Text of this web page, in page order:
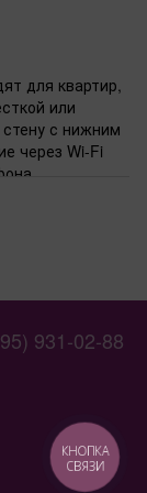
для квартир,
или
с нижним
через Wi-Fi
Для
ТЭН
не оседает на
раза по
при жесткой
в
931-02-88
КНОПКА
СВЯЗИ